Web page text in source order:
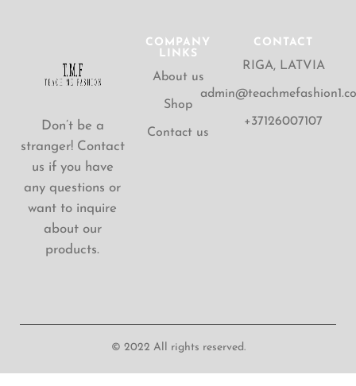
Don’t be a
stranger! Contact
us if you have
any questions or
want to inquire
about our
products.
COMPANY
LINKS
About us
Shop
Contact us
CONTACT
RIGA, LATVIA
+37126007107
© 2022 All rights reserved.